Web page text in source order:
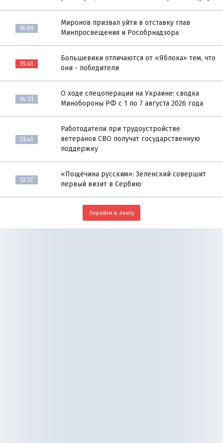
16:09
Миронов призвал уйти в отставку глав
Минпросвещения и Рособрнадзора
15:41
Большевики отличаются от «Яблока» тем, что
они - победители
14:31
О ходе спецоперации на Украине: сводка
Минобороны РФ с 1 по 7 августа 2026 года
13:41
Работодатели при трудоустройстве
ветеранов СВО получат государственную
поддержку
12:37
«Пощёчина русским»: Зеленский совершит
первый визит в Сербию
Перейти в ленту